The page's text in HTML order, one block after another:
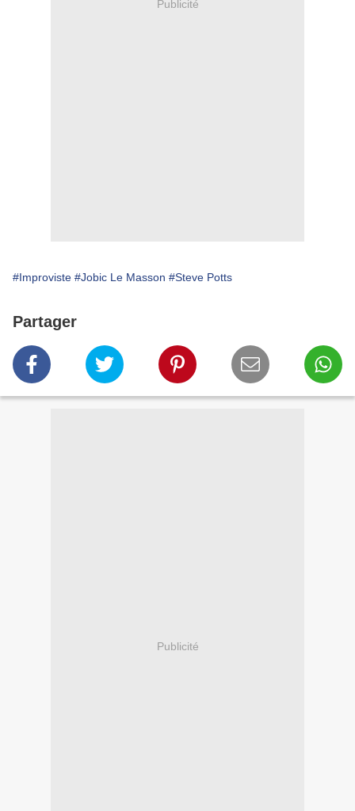
Publicité
#Improviste #Jobic Le Masson #Steve Potts
Partager
Publicité